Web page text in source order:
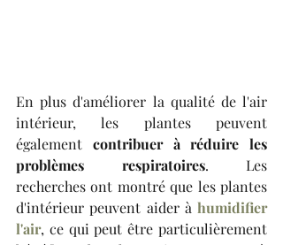
En plus d'améliorer la qualité de l'air
intérieur, les plantes peuvent
également contribuer à réduire les
problèmes respiratoires. Les
recherches ont montré que les plantes
d'intérieur peuvent aider à humidifier
l'air, ce qui peut être particulièrement